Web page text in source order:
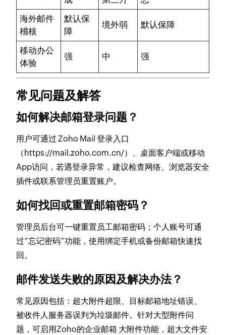
海外邮件
稽核
默认保
障
境外弱 默认保障
移动办公
体验
强 中 强
常见问题及解答
如何解决邮箱登录问题？
用户可通过 Zoho Mail 登录入口
（https://mail.zoho.com.cn/）、桌面客户端或移动
App访问，若遇登录异常，建议检查网络、浏览器安全
插件或联系管理员重置账户。
如何找回或重置邮箱密码？
管理员后台可一键重置员工邮箱密码；个人账号可通
过“忘记密码”功能，使用绑定手机或备份邮箱快速找
回。
邮件发送失败的原因及解决办法？
常见原因包括：超大附件超限、目标邮箱地址错误、
被收件人服务器误判为垃圾邮件。针对大型附件问
题，可启用Zoho的企业邮箱 大附件功能，超大文件安